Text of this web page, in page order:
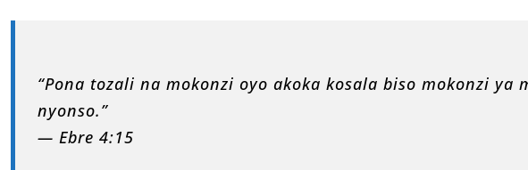
“Pona tozali na mokonzi oyo akoka kosala biso mokonzi ya
nyonso.”
— Ebre 4:15